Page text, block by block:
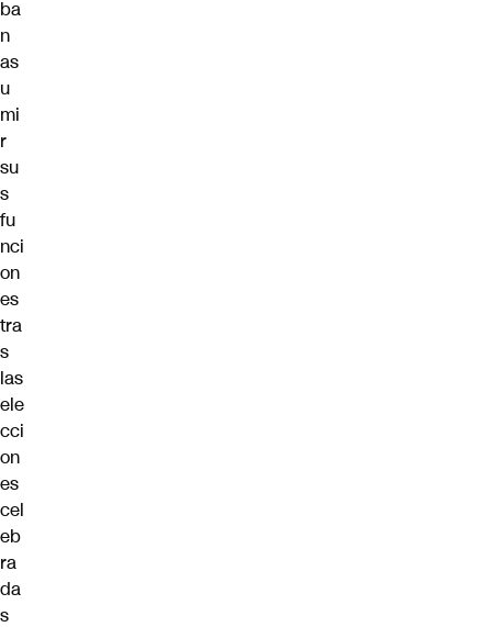
ba
n
as
u
mi
r
su
s
fu
nci
on
es
tra
s
las
ele
cci
on
es
cel
eb
ra
da
s